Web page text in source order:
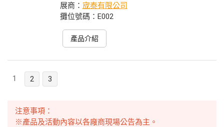
展商： 宬泰有限公司
攤位號碼：E002
產品介紹
1 2 3
注意事項：
※產品及活動內容以各廠商現場公告為主。